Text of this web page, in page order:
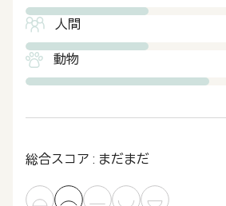
人間
動物
総合スコア : まだまだ